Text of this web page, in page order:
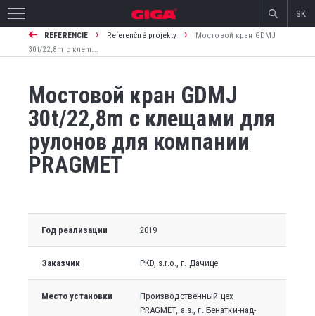
SK
REFERENCIE › Referenčné projekty ›
Мостовой кран GDMJ
30t/22,8m с клеm...
Мостовой кран GDMJ
30t/22,8m с клещами для
рулонов для компании
PRAGMET
Год реализации 2019
Заказчик PKD, s.r.o., г. Дачице
Место установки
Производственный цех
PRAGMET, a.s., г. Бенатки-над-